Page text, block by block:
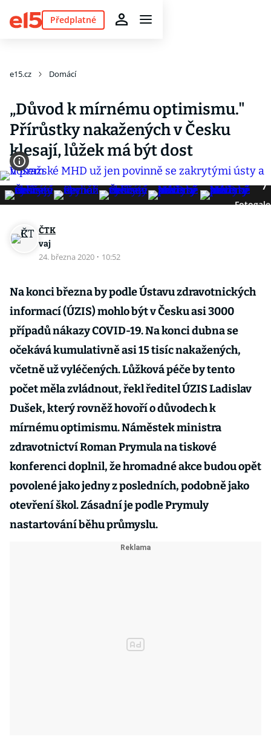
Předplatné
e15.cz Domácí
„Důvod k mírnému optimismu."
Přírůstky nakažených v Česku
klesají, lůžek má být dost
7
ČTK
vaj
24. března 2020 · 10:52
Na konci března by podle Ústavu zdravotnických
informací (ÚZIS) mohlo být v Česku asi 3000
případů nákazy COVID-19. Na konci dubna se
očekává kumulativně asi 15 tisíc nakažených,
včetně už vyléčených. Lůžková péče by tento
počet měla zvládnout, řekl ředitel ÚZIS Ladislav
Dušek, který rovněž hovoří o důvodech k
mírnému optimismu. Náměstek ministra
zdravotnictví Roman Prymula na tiskové
konferenci doplnil, že hromadné akce budou opět
povolené jako jedny z posledních, podobně jako
otevření škol. Zásadní je podle Prymuly
nastartování běhu průmyslu.